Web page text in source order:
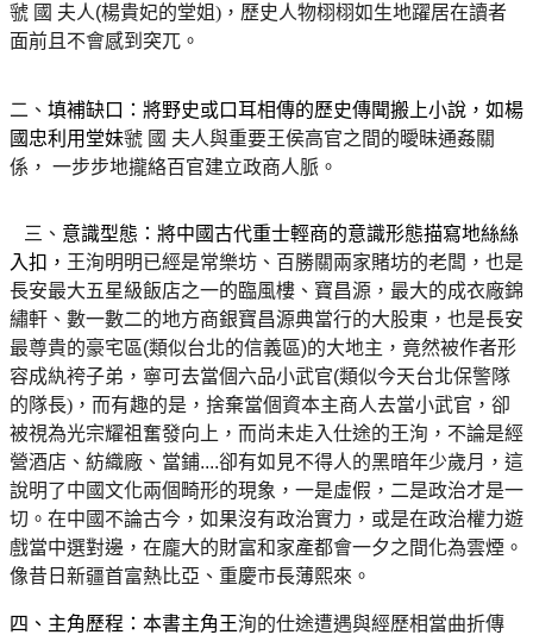
虢 國 夫人(楊貴妃的堂姐) ，歷史人物栩栩如生地躍居在讀者
面前且不會感到突兀。
二、 填補缺口：將野史或口耳相傳的歷史傳聞搬上小說，如楊
國忠利用堂妹虢 國 夫人與重要王侯高官之間的曖昧通姦關
係， 一步步地攏絡百官建立政商人脈。
三、 意識型態：將中國古代重士輕商的意識形態描寫地絲絲
入扣， 王洵明明已經是常樂坊、百勝關兩家賭坊的老闆，也是
長安最大五星級飯店之一的臨風樓、寶昌源，最大的成衣廠錦
繡軒、數一數二的地方商銀寶昌源典當行的大股東，也是長安
最尊貴的豪宅區(類似台北的信義區)的大地主，竟然被作者形
容成紈袴子弟，寧可去當個六品小武官(類似今天台北保警隊
的隊長) ，而有趣的是，捨棄當個資本主商人去當小武官，卻
被視為光宗耀祖奮發向上，而尚未歨入仕途的王洵，不論是經
營酒店、紡織廠、當鋪....卻有如見不得人的黑暗年少歲月，這
說明了中國文化兩個畸形的現象，一是虛假，二是政治才是一
切。在中國不論古今，如果沒有政治實力，或是在政治權力遊
戲當中選對邊，在龐大的財富和家產都會一夕之間化為雲煙。
像昔日新疆首富熱比亞、重慶市長薄熙來。
四、主角歷程：本書主角王洵的仕途遭遇與經歷相當曲折傳